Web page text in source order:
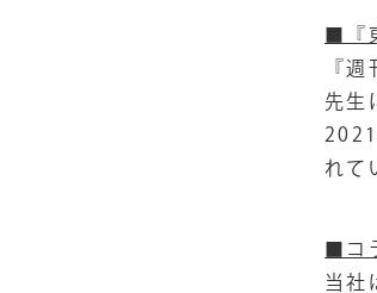
■『
『
先生
れて
■コ
当社